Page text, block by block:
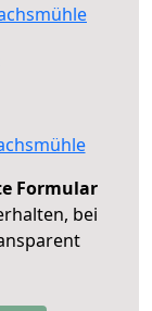
Formular
bei